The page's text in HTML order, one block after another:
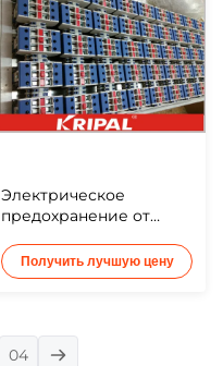
Электрическое
предохранение от
3П 600В/механический
блокируя контактор
Получить лучшую цену
04